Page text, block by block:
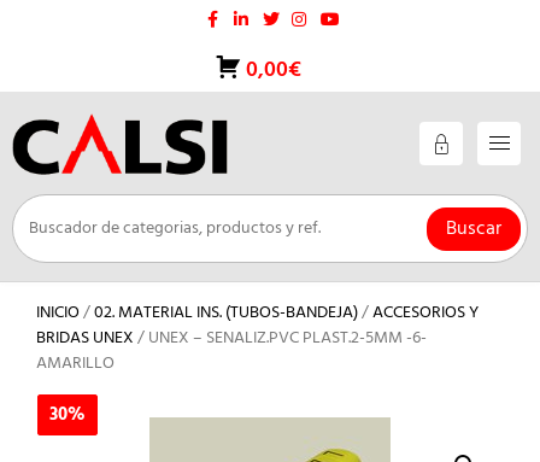
0,00€
Buscar
INICIO/02. MATERIAL INS. (TUBOS-BANDEJA)/ACCESORIOS Y
BRIDAS UNEX/ UNEX – SENALIZ.PVC PLAST.2-5MM -6-
AMARILLO
30%
30%